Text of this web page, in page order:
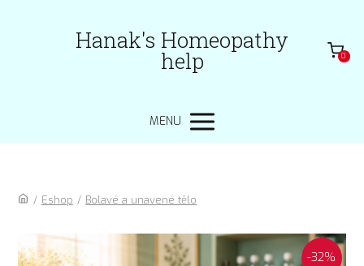
Hanak's Homeopathy
help 0
MENU
/ Eshop / Bolavé a unavené tělo
-32%